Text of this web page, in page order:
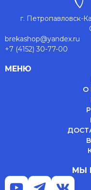
г. Петропавловск-
brekashop@yandex.ru
+7 (4152) 30-77-00
МЕНЮ
О
МЫ